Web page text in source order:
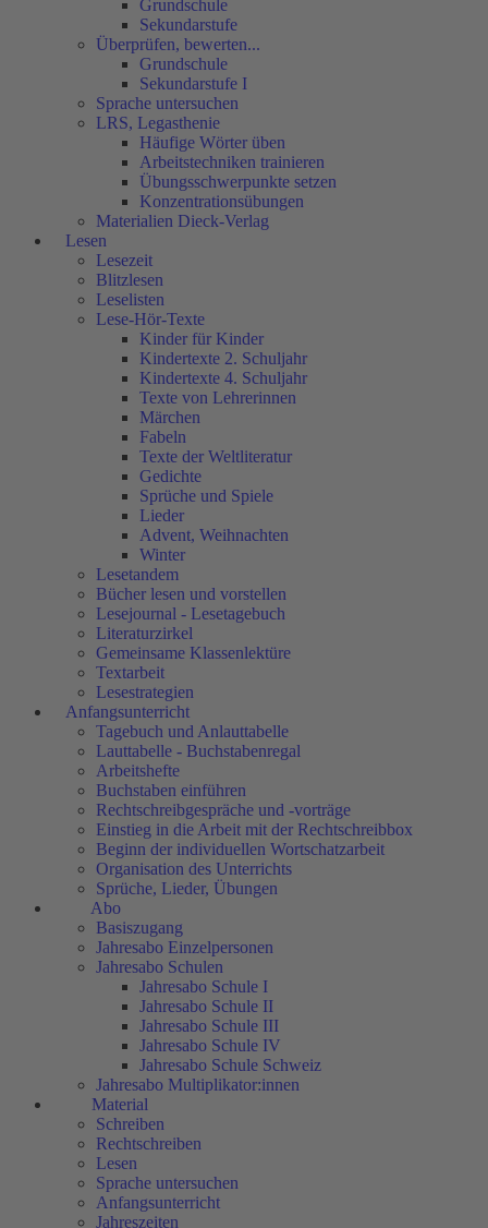
Grundschule
Sekundarstufe
Überprüfen, bewerten...
Grundschule
Sekundarstufe I
Sprache untersuchen
LRS, Legasthenie
Häufige Wörter üben
Arbeitstechniken trainieren
Übungsschwerpunkte setzen
Konzentrationsübungen
Materialien Dieck-Verlag
Lesen
Lesezeit
Blitzlesen
Leselisten
Lese-Hör-Texte
Kinder für Kinder
Kindertexte 2. Schuljahr
Kindertexte 4. Schuljahr
Texte von Lehrerinnen
Märchen
Fabeln
Texte der Weltliteratur
Gedichte
Sprüche und Spiele
Lieder
Advent, Weihnachten
Winter
Lesetandem
Bücher lesen und vorstellen
Lesejournal - Lesetagebuch
Literaturzirkel
Gemeinsame Klassenlektüre
Textarbeit
Lesestrategien
Anfangsunterricht
Tagebuch und Anlauttabelle
Lauttabelle - Buchstabenregal
Arbeitshefte
Buchstaben einführen
Rechtschreibgespräche und -vorträge
Einstieg in die Arbeit mit der Rechtschreibbox
Beginn der individuellen Wortschatzarbeit
Organisation des Unterrichts
Sprüche, Lieder, Übungen
Abo
Basiszugang
Jahresabo Einzelpersonen
Jahresabo Schulen
Jahresabo Schule I
Jahresabo Schule II
Jahresabo Schule III
Jahresabo Schule IV
Jahresabo Schule Schweiz
Jahresabo Multiplikator:innen
Material
Schreiben
Rechtschreiben
Lesen
Sprache untersuchen
Anfangsunterricht
Jahreszeiten